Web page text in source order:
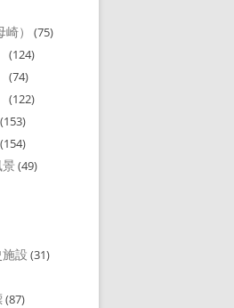
） (75)
(124)
(74)
(122)
(153)
(154)
(49)
設 (31)
(87)